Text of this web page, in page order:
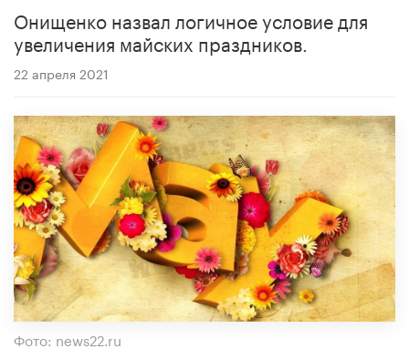
Онищенко назвал логичное условие для
увеличения майских праздников.
22 апреля 2021
Фото: news22.ru